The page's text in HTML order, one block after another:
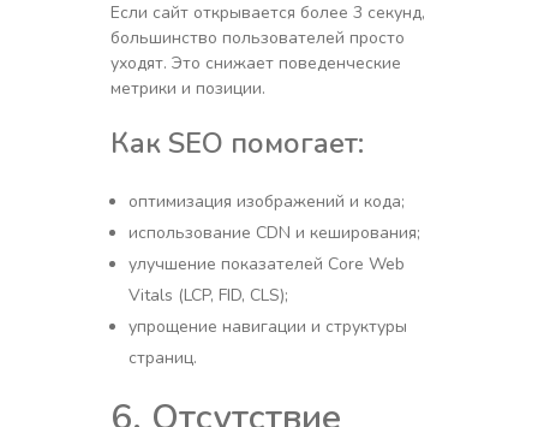
Если сайт открывается более 3 секунд,
большинство пользователей просто
уходят. Это снижает поведенческие
метрики и позиции.
Как SEO помогает:
оптимизация изображений и кода;
использование CDN и кеширования;
улучшение показателей Core Web
Vitals (LCP, FID, CLS);
упрощение навигации и структуры
страниц.
6. Отсутствие